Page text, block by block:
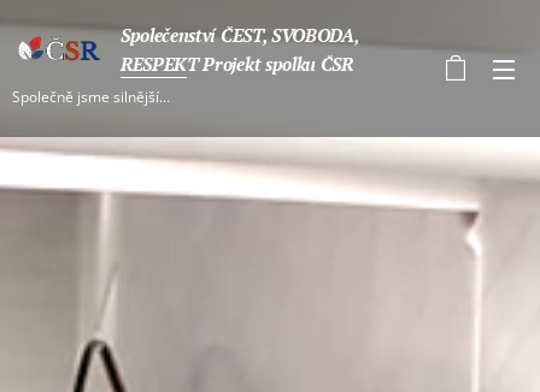
Společenství ČEST, SVOBODA,
RESPEKT Projekt spolku ČSR
Společně jsme silnější...